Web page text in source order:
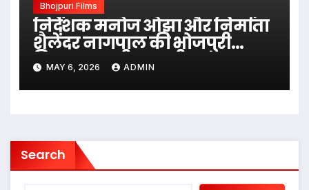
Bhojpuri Films
निर्देशक मनोज ओझा और निर्माता
शैलेंदर नागपाल की भोजपुरी
फिल्म ‘पद्मश्री सासूजी’ का
संगीतमय मुहूर्त
MAY 6, 2026 ADMIN
Search